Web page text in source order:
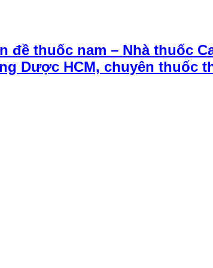
đề thuốc nam – Nhà thuốc
Dược HCM, chuyên thuốc